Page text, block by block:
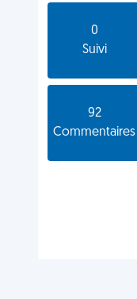
0
Suivi
92
Commentaires